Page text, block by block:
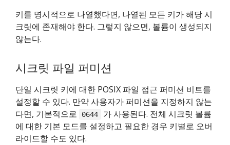
키를 명시적으로 나열했다면, 나열된 모든 키가 해당 시
크릿에 존재해야 한다. 그렇지 않으면, 볼륨이 생성되지
않는다.
시크릿 파일 퍼미션
단일 시크릿 키에 대한 POSIX 파일 접근 퍼미션 비트를
설정할 수 있다. 만약 사용자가 퍼미션을 지정하지 않는
다면, 기본적으로
0644
가 사용된다. 전체 시크릿 볼륨
에 대한 기본 모드를 설정하고 필요한 경우 키별로 오버
라이드할 수도 있다.